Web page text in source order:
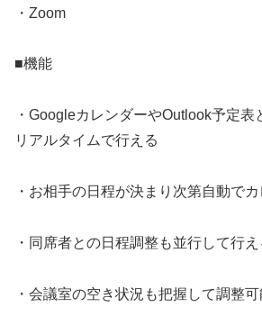
・Zoom
■機能
・GoogleカレンダーやOutlook予定表
リアルタイムで行える
・お相手の日程が決まり次第自動で
・同席者との日程調整も並行して行え
・会議室の空き状況も把握して調整